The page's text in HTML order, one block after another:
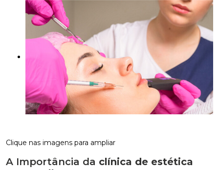
Clique nas imagens para ampliar
A Importância da clínica de estética